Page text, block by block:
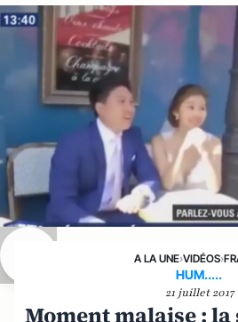
A LA UNE›VIDÉOS›
HUM.....
21 juillet 2017
Moment malaise : la